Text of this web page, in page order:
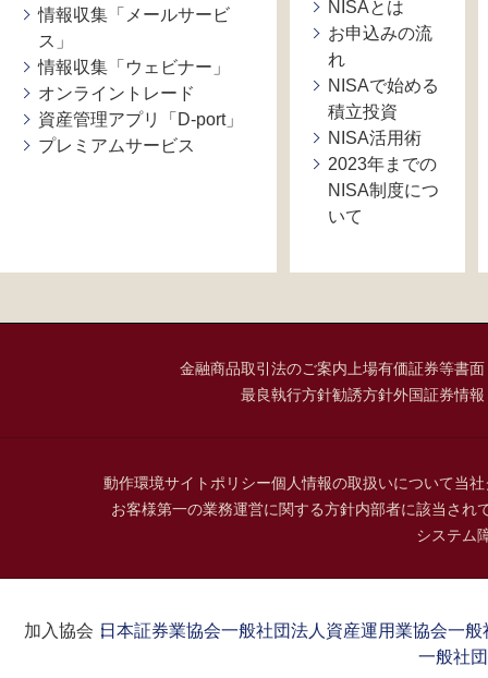
情報収集「メールサービ
ス」
情報収集「ウェビナー」
オンライントレード
資産管理アプリ「D-port」
プレミアムサービス
NISAとは
お申込みの流
れ
NISAで始める
積立投資
NISA活用術
2023年までの
NISA制度につ
いて
金融商品取引法のご案内 上場有価証券等書
最良執行方針勧誘方針外国証券情
動作環境サイトポリシー個人情報の取扱いについて当
お客様第一の業務運営に関する方針内部者に該当され
システム
加入協会：日本証券業協会一般社団法人資産運用業協会一般
一般社